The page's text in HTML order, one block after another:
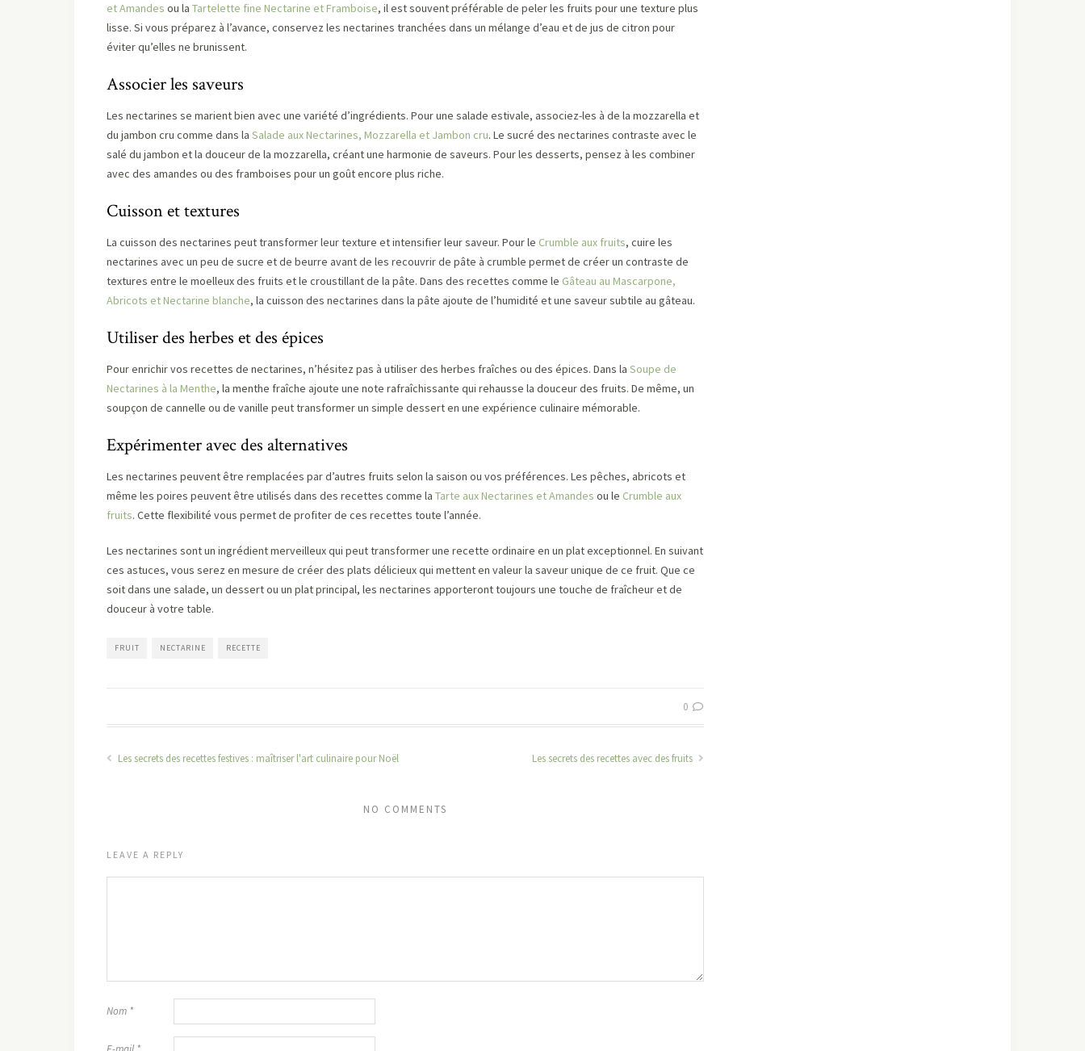
et Amandes ou la Tartelette fine Nectarine et Framboise, il est souvent préférable de peler les fruits pour une texture plus
lisse. Si vous préparez à l’avance, conservez les nectarines tranchées dans un mélange d’eau et de jus de citron pour
éviter qu’elles ne brunissent.
Associer les saveurs
Les nectarines se marient bien avec une variété d’ingrédients. Pour une salade estivale, associez-les à de la mozzarella et
du jambon cru comme dans la Salade aux Nectarines, Mozzarella et Jambon cru. Le sucré des nectarines contraste avec le
salé du jambon et la douceur de la mozzarella, créant une harmonie de saveurs. Pour les desserts, pensez à les combiner
avec des amandes ou des framboises pour un goût encore plus riche.
Cuisson et textures
La cuisson des nectarines peut transformer leur texture et intensifier leur saveur. Pour le Crumble aux fruits, cuire les
nectarines avec un peu de sucre et de beurre avant de les recouvrir de pâte à crumble permet de créer un contraste de
textures entre le moelleux des fruits et le croustillant de la pâte. Dans des recettes comme le Gâteau au Mascarpone,
Abricots et Nectarine blanche, la cuisson des nectarines dans la pâte ajoute de l’humidité et une saveur subtile au gâteau.
Utiliser des herbes et des épices
Pour enrichir vos recettes de nectarines, n’hésitez pas à utiliser des herbes fraîches ou des épices. Dans la Soupe de
Nectarines à la Menthe, la menthe fraîche ajoute une note rafraîchissante qui rehausse la douceur des fruits. De même, un
soupçon de cannelle ou de vanille peut transformer un simple dessert en une expérience culinaire mémorable.
Expérimenter avec des alternatives
Les nectarines peuvent être remplacées par d’autres fruits selon la saison ou vos préférences. Les pêches, abricots et
même les poires peuvent être utilisés dans des recettes comme la Tarte aux Nectarines et Amandes ou le Crumble aux
fruits. Cette flexibilité vous permet de profiter de ces recettes toute l’année.
Les nectarines sont un ingrédient merveilleux qui peut transformer une recette ordinaire en un plat exceptionnel. En suivant
ces astuces, vous serez en mesure de créer des plats délicieux qui mettent en valeur la saveur unique de ce fruit. Que ce
soit dans une salade, un dessert ou un plat principal, les nectarines apporteront toujours une touche de fraîcheur et de
douceur à votre table.
FRUIT NECTARINE RECETTE
0
Les secrets des recettes festives : maîtriser l'art culinaire pour Noël Les secrets des recettes avec des fruits
NO COMMENTS
LEAVE A REPLY
Nom *